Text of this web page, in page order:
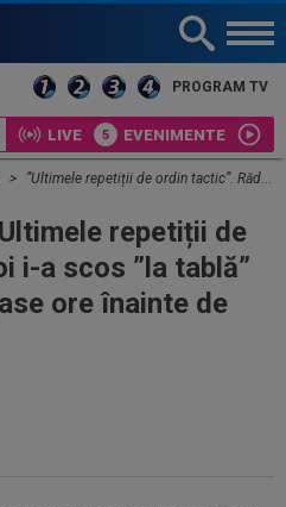
PROGRAM TV
LIVE EVENIMENTE
”Ultimele repetiții de ordin tactic”. Rădoi i-a scos ”la tablă” pe ”tricolori”, cu șase ore înainte de meciul cu Islanda
repetiții de
i-a scos ”la tablă”
ore înainte de